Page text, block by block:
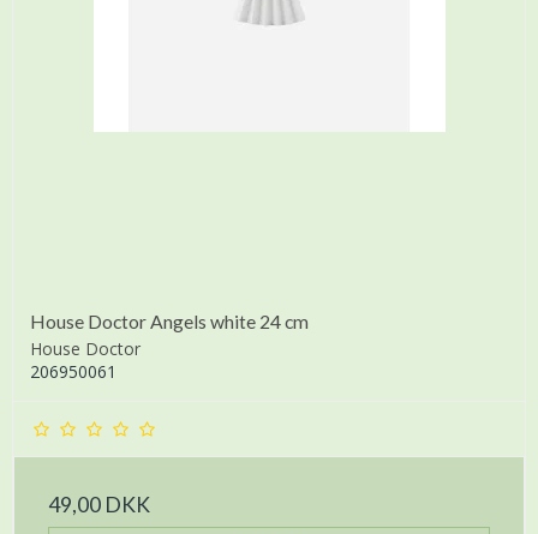
House Doctor Angels white 24 cm
House Doctor
206950061
49,00 DKK